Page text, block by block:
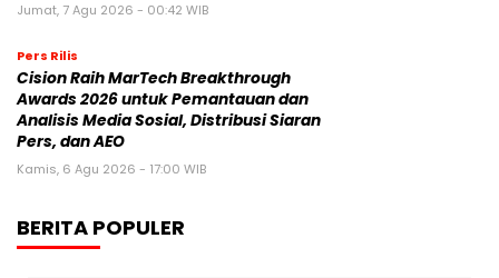
Jumat, 7 Agu 2026 - 00:42 WIB
Pers Rilis
Cision Raih MarTech Breakthrough
Awards 2026 untuk Pemantauan dan
Analisis Media Sosial, Distribusi Siaran
Pers, dan AEO
Kamis, 6 Agu 2026 - 17:00 WIB
BERITA POPULER